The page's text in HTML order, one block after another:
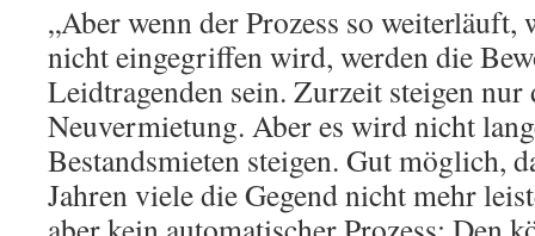
„Aber wenn der Prozess so
nicht eingegriffen wird, werden die
Leidtragenden sein. Zurzeit steigen
Neuvermietung. Aber es wird nicht
Bestandsmieten steigen. Gut möglich,
Jahren viele die Gegend nicht mehr